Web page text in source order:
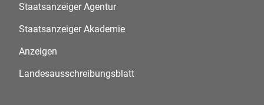
Staatsanzeiger Agentur
Staatsanzeiger Akademie
Anzeigen
Landesausschreibungsblatt